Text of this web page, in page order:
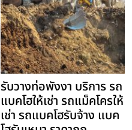
รับวางท่อพังงา บริการ รถ
แบคโฮให้เช่า รถแม็คโครให้
เช่า รถแบคโฮรับจ้าง แบค